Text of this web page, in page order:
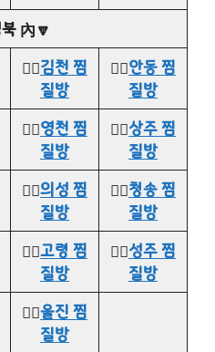
內🔽
👉🏻김천 찜
질방
👉🏻안동 찜
질방
👉🏻영천 찜
질방
👉🏻상주 찜
질방
👉🏻의성 찜
질방
👉🏻청송 찜
질방
👉🏻고령 찜
질방
👉🏻성주 찜
질방
👉🏻울진 찜
질방